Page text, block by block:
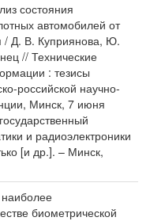
состояния
автомобилей от
/ Д. В. Куприянова, Ю.
// Технические
: тезисы
российской научно-
Минск, 7 июня
и радиоэлектроники
[и др.]. – Минск,
биометрической